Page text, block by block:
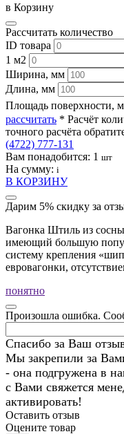
в Корзину
Рассчитать количество
ID товара
1 м2
Ширина, мм
Длина, мм
Площадь поверхности, м
рассчитать * Расчёт
точного расчёта
(4722) 777-131
Вам понадобится: 1 шт
На сумму: i
В КОРЗИНУ
Дарим 5% скидку за
Вагонка Штиль из
имеющий большую
систему крепления
евровагонки,
понятно
Произошла ошибка.
Спасибо за Ваш
Мы закрепили за
- она подгружена в
с Вами свяжется
активировать!
Оставить отзыв
Оцените товар